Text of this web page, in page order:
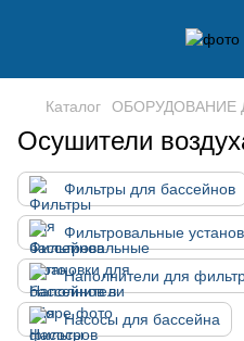
Каталог ОБОРУДОВАНИЕ
Осушители
Фильтры для бассейнов
Фильтровальные
Наполнители для
Насосы для бассейна